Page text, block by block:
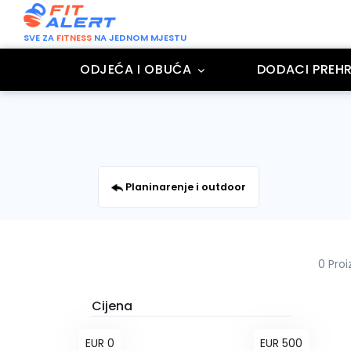
SVE ZA FITNESS NA JEDNOM MJESTU
ODJEĆA I OBUĆA DODACI
Planinarenje i outdoor
Cijena
EUR 0 EUR 500
0